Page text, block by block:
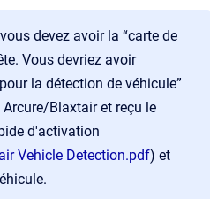
devez avoir la “carte de
Vous devriez avoir
la détection de véhicule”
Blaxtair et reçu le
d'activation
Vehicle Detection.pdf) et